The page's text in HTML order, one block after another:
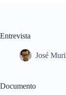
Entrevista
José
Documento